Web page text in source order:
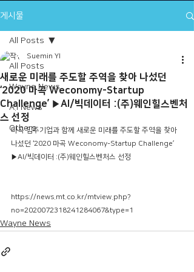
게시물
All Posts
Wayne News
A.I News
Others
All Posts
새로운 미래를 주도할 주역을 찾아 나섰던
‘2020 마곡 Weconomy-Startup
Challenge’ ▶AI/빅데이터 :(주)웨인힐스벤처
스 선정
Suemin YI
마곡 입주기업과 함께 새로운 미래를 주도할 주역을 찾아
나섰던 ‘2020 마곡 Weconomy-Startup Challenge’
▶AI/빅데이터 :(주)웨인힐스벤처스 선정
https://news.mt.co.kr/mtview.php?
no=2020072318241284067&type=1
Wayne News